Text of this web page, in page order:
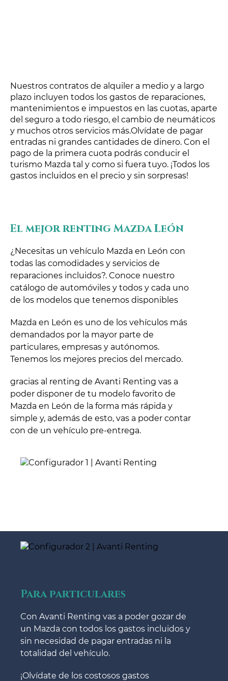
Nuestros contratos de alquiler a medio y a largo
plazo incluyen todos los gastos de reparaciones,
mantenimientos e impuestos en las cuotas, aparte
del seguro a todo riesgo, el cambio de neumáticos
y muchos otros servicios más.Olvídate de pagar
entradas ni grandes cantidades de dinero. Con el
pago de la primera cuota podrás conducir el
turismo Mazda tal y como si fuera tuyo. ¡Todos los
gastos incluidos en el precio y sin sorpresas!
El mejor renting Mazda León
¿Necesitas un vehículo Mazda en León con
todas las comodidades y servicios de
reparaciones incluidos?. Conoce nuestro
catálogo de automóviles y todos y cada uno
de los modelos que tenemos disponibles
Mazda en León es uno de los vehículos más
demandados por la mayor parte de
particulares, empresas y autónomos.
Tenemos los mejores precios del mercado.
gracias al renting de Avanti Renting vas a
poder disponer de tu modelo favorito de
Mazda en León de la forma más rápida y
simple y, además de esto, vas a poder contar
con de un vehículo pre-entrega.
Para particulares
Con Avanti Renting vas a poder gozar de
un Mazda con todos los gastos incluidos y
sin necesidad de pagar entradas ni la
totalidad del vehículo.
¡Olvídate de los costosos gastos